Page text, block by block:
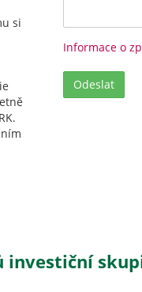
si
Informace o